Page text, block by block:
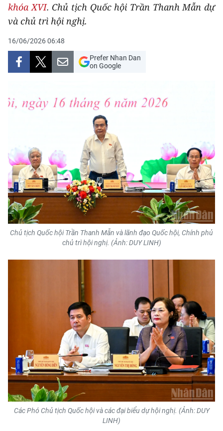
MÔI TRƯỜNG
KIỂM CHỨNG THÔNG TIN
54 DÂN TỘC VIỆT NAM
CHƯƠNG TRÌNH OCOP - MỖI XÃ
RADIO
MEDIA CENTER
E-Magazine
Video
Media Chính trị
Media Văn hóa
Media Pháp luật
Media Du lịch
Media Thế giới
Media Thể thao
khóa XVI. Chủ tịch Quốc hội Trần Thanh Mẫn dự
và chủ trì hội nghị.
16/06/2026 06:48
Prefer Nhan Dan
on Google
Chủ tịch Quốc hội Trần Thanh Mẫn và lãnh đạo Quốc hội, Chính phủ
chủ trì hội nghị. (Ảnh: DUY LINH)
Các Phó Chủ tịch Quốc hội và các đại biểu dự hội nghị. (Ảnh: DUY
LINH)